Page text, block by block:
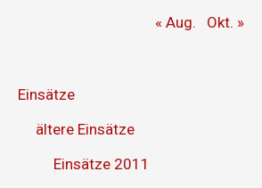
« Aug. Okt. »
Einsätze
ältere Einsätze
Einsätze 2011